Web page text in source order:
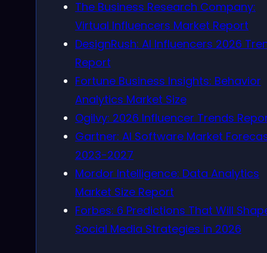
The Business Research Company:
Virtual Influencers Market Report
DesignRush: AI Influencers 2026
Report
Fortune Business Insights: Behavior
Analytics Market Size
Ogilvy: 2026 Influencer Trends
Gartner: AI Software Market
2023-2027
Mordor Intelligence: Data Analytics
Market Size Report
Forbes: 6 Predictions That Will
Social Media Strategies in 2026